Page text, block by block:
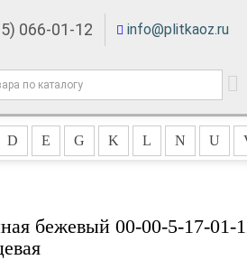
066-01-12 info@plitkaoz.ru
D E G K L N U
бежевый 00-00-5-17-01-